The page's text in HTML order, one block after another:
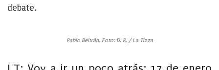
debate.
Pablo Beltrán. Foto: D. R. / La Tizza